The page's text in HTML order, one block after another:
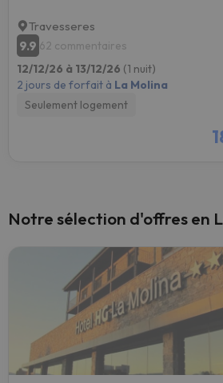
Travesseres
9.9 62 commentaires
12/12/26 à 13/12/26 (1 nuit)
2 jours de forfait à La Molina
Seulement logement
Notre sélection d'offres en